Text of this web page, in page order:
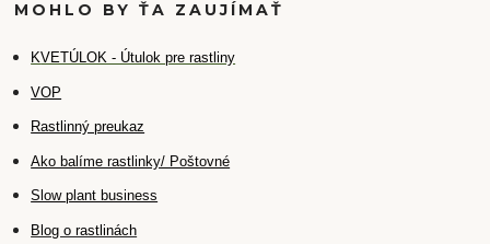
MOHLO BY ŤA ZAUJÍMAŤ
KVETÚLOK - Útulok pre rastliny
VOP
Rastlinný preukaz
Ako balíme rastlinky/ Poštovné
Slow plant business
Blog o rastlinách